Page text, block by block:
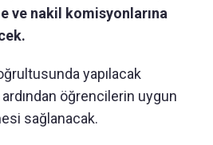
ve nakil komisyonlarına
yapılacak
öğrencilerin uygun
sağlanacak.